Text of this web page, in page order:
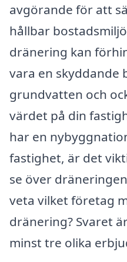
avgörande för att
hållbar
dränering kan
vara en skyddande
grundvatten och
värdet på din
har en
fastighet, är det
se över
veta vilket företag
dränering? Svaret
minst tre olika